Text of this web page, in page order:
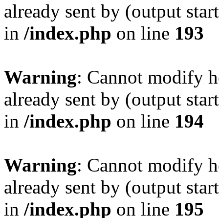
already sent by (output
in /index.php on line 193
Warning: Cannot modify
already sent by (output
in /index.php on line 194
Warning: Cannot modify
already sent by (output
in /index.php on line 195